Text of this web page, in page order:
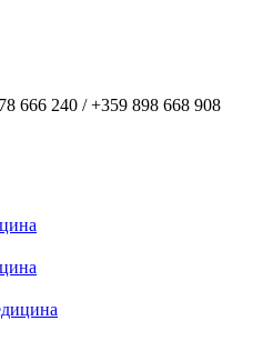
666 240 / +359 898 668 908